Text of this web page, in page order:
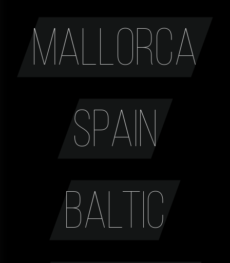
Mallorca
Spain
Baltic